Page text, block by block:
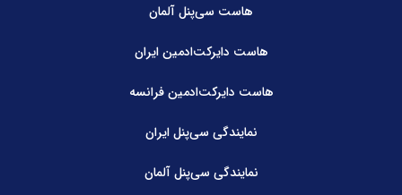
هاست سی‌پنل آلمان
هاست دایرکت‌ادمین ایران
هاست دایرکت‌ادمین فرانسه
نمایندگی سی‌پنل ایران
نمایندگی سی‌پنل آلمان